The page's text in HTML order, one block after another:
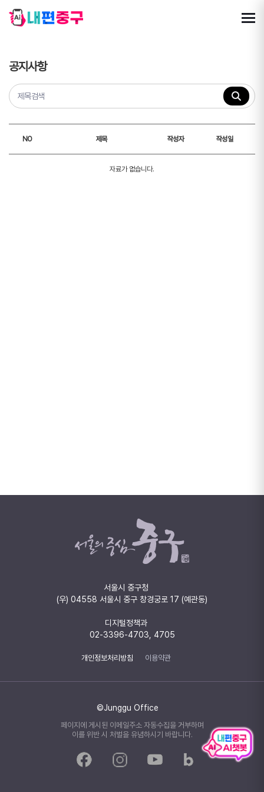
공지사항
NO 제목 작성자 작성일
자료가 없습니다.
서울시 중구청
(우) 04558 서울시 중구 창경궁로 17 (예관동)
디지털정책과
02-3396-4703, 4705
개인정보처리방침 이용약관
©Junggu Office
페이지에 게시된 이메일주소 자동수집을 거부하며
이를 위반 시 처벌을 유념하시기 바랍니다.